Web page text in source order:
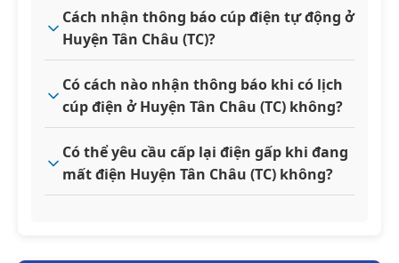
Cách nhận thông báo cúp điện tự động ở
Huyện Tân Châu (TC)?
Có cách nào nhận thông báo khi có lịch
cúp điện ở Huyện Tân Châu (TC) không?
Có thể yêu cầu cấp lại điện gấp khi đang
mất điện Huyện Tân Châu (TC) không?